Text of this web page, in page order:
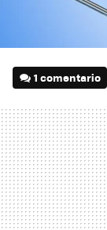
1 comentario